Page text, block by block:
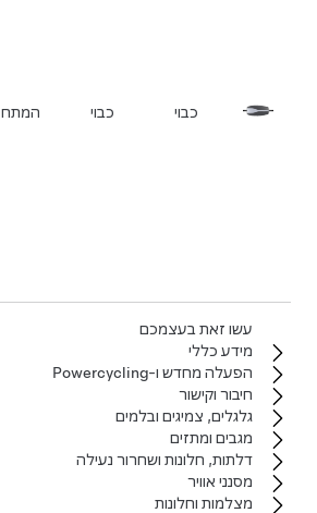
המתח אבד.
עשו זאת בעצמכם
מידע כללי
הפעלה מחדש ו-Powercycling
חיבור וקישור
גלגלים, צמיגים ובלמים
מגבים ומתזים
דלתות, חלונות ושחרור נעילה
מסנני אוויר
מצלמות וחלונות